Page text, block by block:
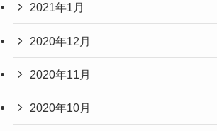
2021年1月
2020年12月
2020年11月
2020年10月